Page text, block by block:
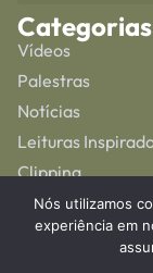
Categorias
Vídeos
Palestras
Notícias
Leituras
Clipping
Artigos
Siga-nos
Nós utilizamos
experiência em